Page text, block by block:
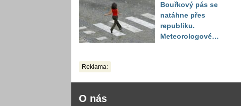
pacientka
Bouřkový pás se
natáhne přes
republiku.
Meteorologové
Reklama:
O nás